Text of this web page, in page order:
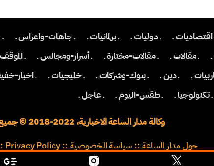
اقتصاديات ـ ـ دوليات ـ ـ برلمانيات ـ ـ جاهات-واعراس ـ
ـ مقالات ـ ـ مقالات-مختارة ـ ـ أسرار-ومجالس ـ ـ
ـ ـ دين ـ ـ بنوك-وشركات ـ ـ خليجيات ـ ـ اخبار-
ـ تكنولوجيا ـ ـ طقس-اليوم ـ ـ عاجل ـ
وكالة مدار الساعة الاخبارية، 2022-2018 © جميع الحقوق محفوظة
حول مدار الساعة :: سياسة الخصوصية ::
Privacy Policy